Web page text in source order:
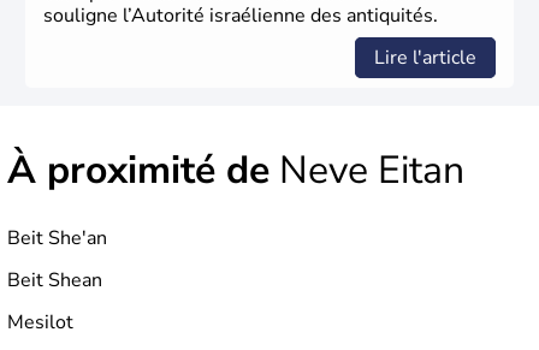
souligne l’Autorité israélienne des antiquités.
Lire l'article
À proximité de Neve Eitan
Beit She'an
Beit Shean
Mesilot